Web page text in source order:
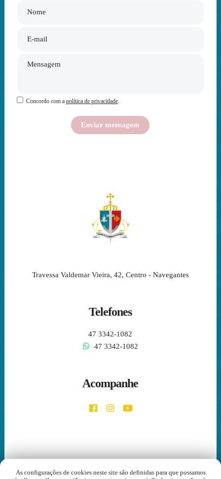
As configurações de cookies neste site são definidas para que possamos
Concordo com a política de privacidade.
Travessa Valdemar Vieira, 42, Centro - Navegantes
Telefones
47 3342-1082
47 3342-1082
Acompanhe